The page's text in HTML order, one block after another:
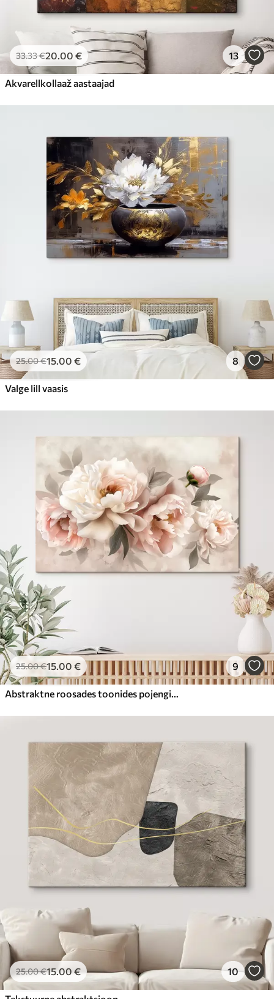
33.33€20.00 € 13
Akvarellkollaaž aastaajad
25.00€15.00 € 8
Valge lill vaasis
25.00€15.00 € 9
Abstraktne roosades toonides pojengide kimp
25.00€15.00€ 10